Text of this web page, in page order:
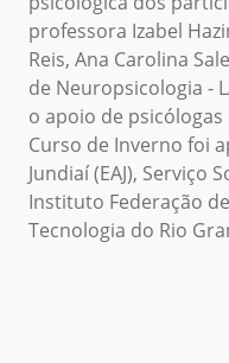
professora Izabel
Reis, Ana Carolina
de Neuropsicologia -
o apoio de
Curso de Inverno foi
Jundiaí (EAJ), Serviço
Instituto Federação
Tecnologia do Rio